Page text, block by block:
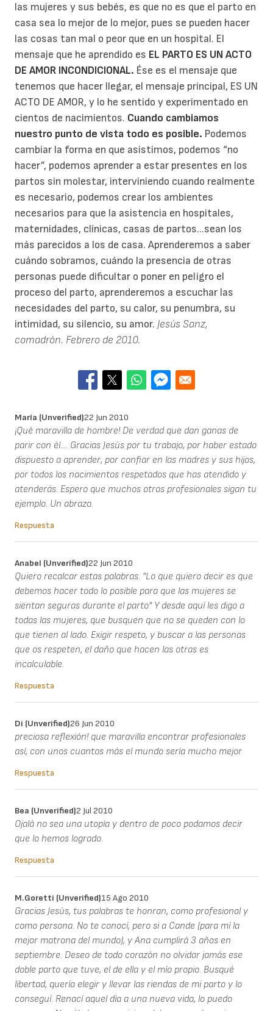
las mujeres y sus bebés, es que no es que el parto en
casa sea lo mejor de lo mejor, pues se pueden hacer
las cosas tan mal o peor que en un hospital. El
mensaje que he aprendido es EL PARTO ES UN ACTO
DE AMOR INCONDICIONAL. Ése es el mensaje que
tenemos que hacer llegar, el mensaje principal, ES UN
ACTO DE AMOR, y lo he sentido y experimentado en
cientos de nacimientos. Cuando cambiamos
nuestro punto de vista todo es posible. Podemos
cambiar la forma en que asistimos, podemos “no
hacer”, podemos aprender a estar presentes en los
partos sin molestar, interviniendo cuando realmente
es necesario, podemos crear los ambientes
necesarios para que la asistencia en hospitales,
maternidades, clínicas, casas de partos...sean los
más parecidos a los de casa. Aprenderemos a saber
cuándo sobramos, cuándo la presencia de otras
personas puede dificultar o poner en peligro el
proceso del parto, aprenderemos a escuchar las
necesidades del parto, su calor, su penumbra, su
intimidad, su silencio, su amor. Jesús Sanz,
comadrón. Febrero de 2010.
María (unverified)22 Jun 2010
¡Qué maravilla de hombre! De verdad que dan ganas de
parir con él.... Gracias Jesús por tu trabajo, por haber estado
dispuesto a aprender, por confiar en las madres y sus hijos,
por todos los nacimientos respetados que has atendido y
atenderás. Espero que muchos otros profesionales sigan tu
ejemplo. Un abrazo.
Respuesta
Anabel (unverified)22 Jun 2010
Quiero recalcar estas palabras. "Lo que quiero decir es que
debemos hacer todo lo posible para que las mujeres se
sientan seguras durante el parto" Y desde aquí les digo a
todas las mujeres, que busquen que no se queden con lo
que tienen al lado. Exigir respeto, y buscar a las personas
que os respeten, el daño que hacen las otras es
incalculable.
Respuesta
Di (unverified)26 Jun 2010
preciosa reflexión! que maravilla encontrar profesionales
así, con unos cuantos más el mundo sería mucho mejor
Respuesta
Bea (unverified)2 Jul 2010
Ojalá no sea una utopía y dentro de poco podamos decir
que lo hemos logrado.
Respuesta
M.Goretti (unverified)15 Ago 2010
Gracias Jesús, tus palabras te honran, como profesional y
como persona. No te conocí, pero si a Cande (para mí la
mejor matrona del mundo), y Ana cumplirá 3 años en
septiembre. Deseo de todo corazón no olvidar jamás ese
doble parto que tuve, el de ella y el mío propio. Busqué
libertad, quería elegir y llevar las riendas de mi parto y lo
conseguí. Renací aquel día a una nueva vida, lo puedo